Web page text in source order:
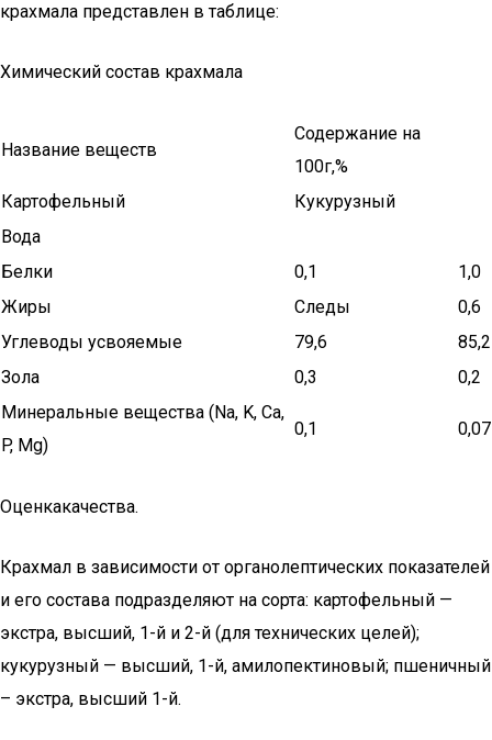
крахмала представлен в таблице:
Химический состав крахмала
Название веществ
Содержание на
100г,%
Картофельный
Кукурузный
Вода
Белки
0,1
1,0
Жиры
Следы
0,6
Углеводы усвояемые
79,6
85,2
Зола
0,3
0,2
Минеральные вещества (Na, K, Сa,
P, Mg)
0,1 0,07
Оценкакачества.
Крахмал в зависимости от органолептических показателей
и его состава подразделяют на сорта: картофельный —
экстра, высший, 1-й и 2-й (для технических целей);
кукурузный — высший, 1-й, амилопектиновый; пшеничный
– экстра, высший 1-й.